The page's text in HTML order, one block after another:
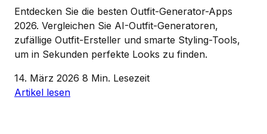
Entdecken Sie die besten Outfit-Generator-Apps
2026. Vergleichen Sie AI-Outfit-Generatoren,
zufällige Outfit-Ersteller und smarte Styling-Tools,
um in Sekunden perfekte Looks zu finden.
14. März 2026 8 Min. Lesezeit
Artikel lesen